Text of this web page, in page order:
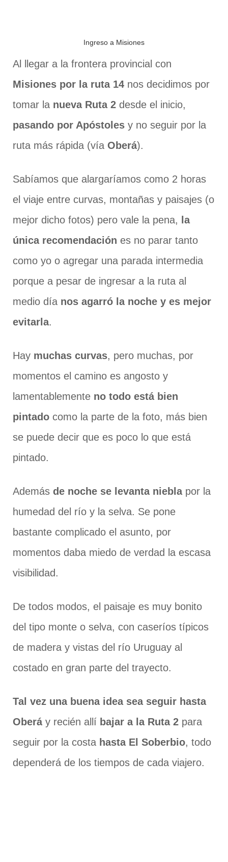
Ingreso a Misiones
Al llegar a la frontera provincial con
Misiones por la ruta 14 nos decidimos por
tomar la nueva Ruta 2 desde el inicio,
pasando por Apóstoles y no seguir por la
ruta más rápida (vía Oberá).
Sabíamos que alargaríamos como 2 horas
el viaje entre curvas, montañas y paisajes (o
mejor dicho fotos) pero vale la pena, la
única recomendación es no parar tanto
como yo o agregar una parada intermedia
porque a pesar de ingresar a la ruta al
medio día nos agarró la noche y es mejor
evitarla.
Hay muchas curvas, pero muchas, por
momentos el camino es angosto y
lamentablemente no todo está bien
pintado como la parte de la foto, más bien
se puede decir que es poco lo que está
pintado.
Además de noche se levanta nieblapor la
humedad del río y la selva. Se pone
bastante complicado el asunto, por
momentos daba miedo de verdad la escasa
visibilidad.
De todos modos, el paisaje es muy bonito
del tipo monte o selva, con caseríos típicos
de madera y vistas del río Uruguay al
costado en gran parte del trayecto.
Tal vez una buena idea sea seguir hasta
Oberá y recién allí bajar a la Ruta 2 para
seguir por la costa hasta El Soberbio, todo
dependerá de los tiempos de cada viajero.